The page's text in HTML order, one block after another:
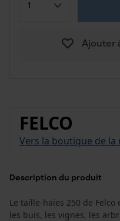
Ajouter
FELCO
Vers la boutique de la
Description du produit
Le taille-haies 250 de
les buis, les vignes, les